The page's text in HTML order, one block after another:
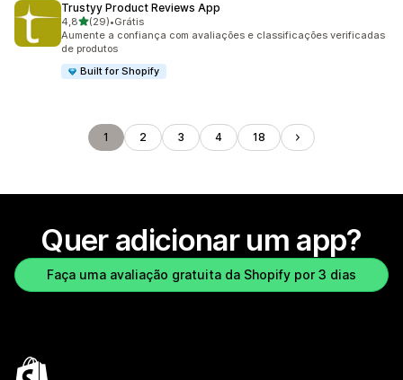
Trustyy Product Reviews App
4,8de 5 estrelas
(29)
29 avaliações ao todo
•Grátis
Aumente a confiança com avaliações e classificações verificadas
de produtos
Built for Shopify
1 2 3 4 18
Quer adicionar um app?
Faça uma avaliação gratuita da Shopify por 3 dias